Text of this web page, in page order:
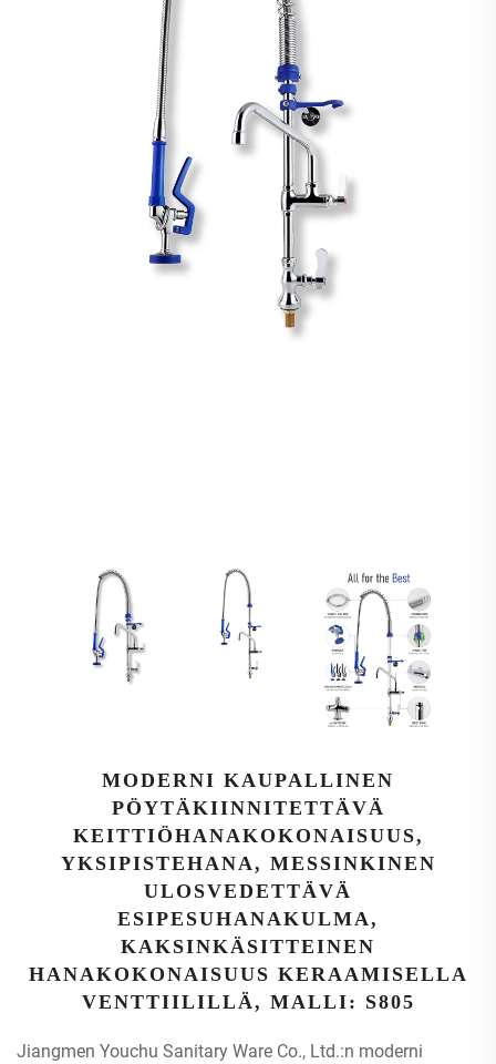
MODERNI KAUPALLINEN
PÖYTÄKIINNITETTÄVÄ
KEITTIÖHANAKOKONAISUUS,
YKSIPISTEHANA, MESSINKINEN
ULOSVEDETTÄVÄ
ESIPESUHANAKULMA,
KAKSINKÄSITTEINEN
HANAKOKONAISUUS KERAAMISELLA
VENTTIILILLÄ, MALLI: S805
Jiangmen Youchu Sanitary Ware Co., Ltd.:n moderni